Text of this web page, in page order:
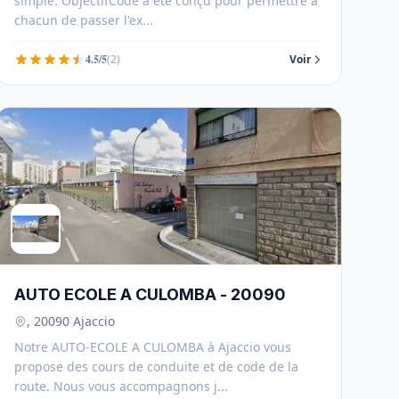
chacun de passer l'ex...
4.5/5(2) Voir
AUTO ECOLE A CULOMBA - 20090
, 20090 Ajaccio
Notre AUTO-ECOLE A CULOMBA à Ajaccio vous
propose des cours de conduite et de code de la
route. Nous vous accompagnons j...